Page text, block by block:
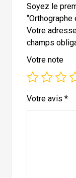
Soyez le
Votre
champs
Votre note
Votre avis*